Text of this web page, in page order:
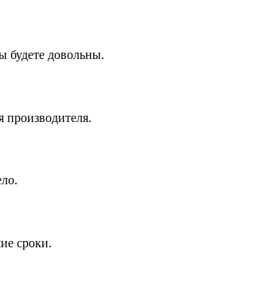
будете довольны.
сроки.